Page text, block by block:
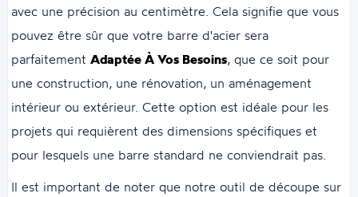
avec une précision au centimètre. Cela signifie que vous
pouvez être sûr que votre barre d'acier sera
parfaitementAdaptée À Vos Besoins, que ce soit pour
une construction, une rénovation, un aménagement
intérieur ou extérieur. Cette option est idéale pour les
projets qui requièrent des dimensions spécifiques et
pour lesquels une barre standard ne conviendrait pas.
Il est important de noter que notre outil de découpe sur